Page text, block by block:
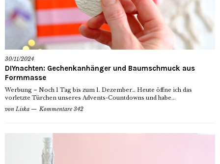
30/11/2024
DIYnachten: Gechenkanhänger und Baumschmuck aus
Formmasse
Werbung – Noch 1 Tag bis zum 1. Dezember… Heute öffne ich das
vorletzte Türchen unseres Advents-Countdowns und habe...
von Liska Kommentare 342